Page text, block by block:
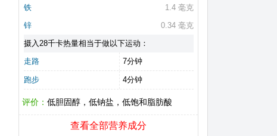
铁
1.4 毫克
锌
0.34 毫克
摄入28千卡热量相当于做以下运动：
走路
7分钟
跑步 4分钟
评价： 低胆固醇，低钠盐，低饱和脂肪酸
查看全部营养成分